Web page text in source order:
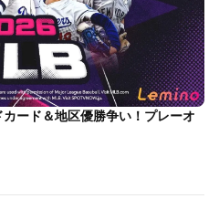
ード＆地区優勝争い！プレーオ